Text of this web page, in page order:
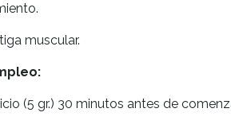
muscular.
(5 gr.) 30 minutos antes de